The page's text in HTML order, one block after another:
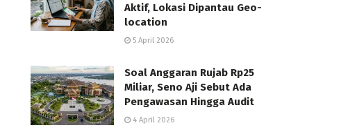
Aktif, Lokasi Dipantau Geo-
location
5 April 2026
Soal Anggaran Rujab Rp25
Miliar, Seno Aji Sebut Ada
Pengawasan Hingga Audit
4 April 2026